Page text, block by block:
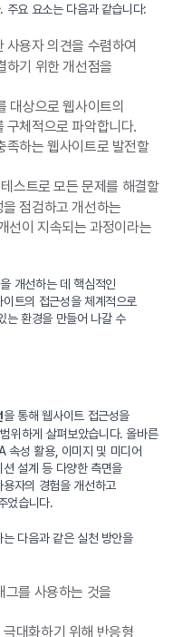
주요 요소는 다음과 같습니다:
사용자 의견을 수렴하여
하기 위한 개선점을
대상으로 웹사이트의
구체적으로 파악합니다.
족하는 웹사이트로 발전할
스트로 모든 문제를 해결할
점검하고 개선하는
선이 지속되는 과정이라는
개선하는 데 핵심적인
트의 접근성을 체계적으로
는 환경을 만들어 나갈 수
을 통해 웹사이트 접근성을
위하게 살펴보았습니다. 올바른
속성 활용, 이미지 및 미디어
설계 등 다양한 측면을
자의 경험을 개선하고
었습니다.
다음과 같은 실천 방안을
를 사용하는 것을
대화하기 위해 반응형